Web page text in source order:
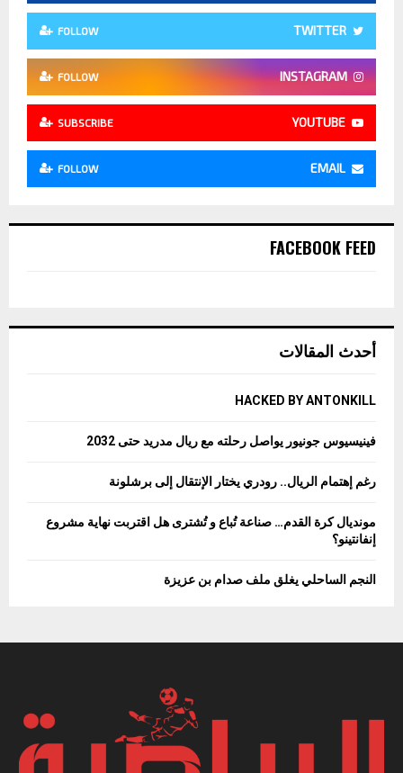
TWITTER
FOLLOW
INSTAGRAM
FOLLOW
YOUTUBE
SUBSCRIBE
EMAIL
FOLLOW
FACEBOOK FEED
أحدث المقالات
HACKED BY ANTONKILL
فينيسيوس جونيور يواصل رحلته مع ريال مدريد حتى 2032
رغم إهتمام الريال.. رودري يختار الإنتقال إلى برشلونة
مونديال كرة القدم… صناعة تُباع و تُشترى هل اقتربت نهاية مشروع
إنفانتينو؟
النجم الساحلي يغلق ملف صدام بن عزيزة